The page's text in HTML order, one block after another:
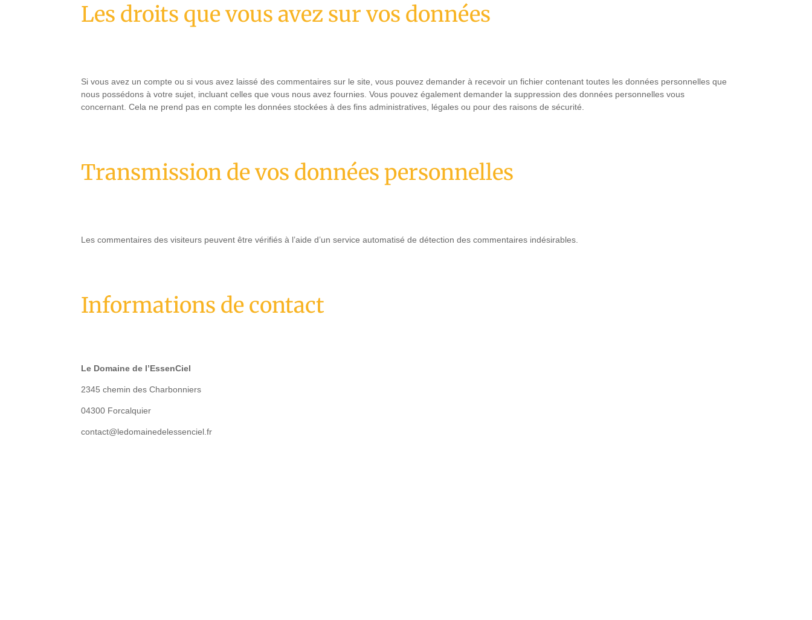
Les droits que vous avez sur vos données
Si vous avez un compte ou si vous avez laissé des commentaires sur le site, vous pouvez demander à recevoir un fichier contenant toutes les données personnelles que
nous possédons à votre sujet, incluant celles que vous nous avez fournies. Vous pouvez également demander la suppression des données personnelles vous
concernant. Cela ne prend pas en compte les données stockées à des fins administratives, légales ou pour des raisons de sécurité.
Transmission de vos données personnelles
Les commentaires des visiteurs peuvent être vérifiés à l’aide d’un service automatisé de détection des commentaires indésirables.
Informations de contact
Le Domaine de l’EssenCiel
2345 chemin des Charbonniers
04300 Forcalquier
contact@ledomainedelessenciel.fr